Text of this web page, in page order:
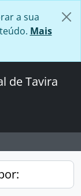
a sua
Mais
de Tavira